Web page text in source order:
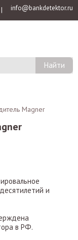
| info@bankdetektor.ru
Magner
и
в РФ.